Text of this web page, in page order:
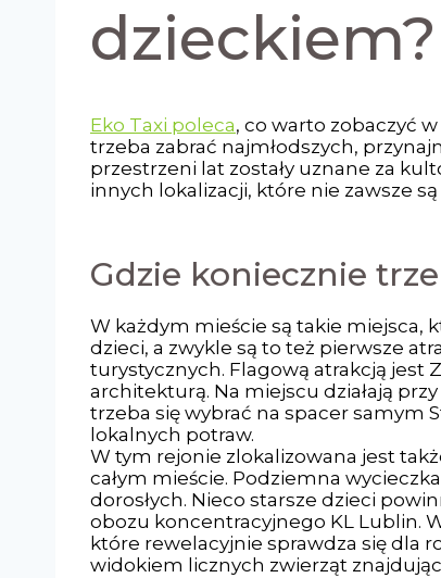
Eko Taxi poleca, co warto zobaczyć
trzeba zabrać najmłodszych,
przestrzeni lat zostały uznane za
innych lokalizacji, które nie zawsze
Gdzie koniecznie
W każdym mieście są takie miejsca,
dzieci, a zwykle są to też pierwsze
turystycznych. Flagową atrakcją jest
architekturą. Na miejscu działają
trzeba się wybrać na spacer samym
lokalnych potraw.
W tym rejonie zlokalizowana jest
całym mieście. Podziemna
dorosłych. Nieco starsze dzieci
obozu koncentracyjnego KL Lublin.
które rewelacyjnie sprawdza się dla
widokiem licznych zwierząt